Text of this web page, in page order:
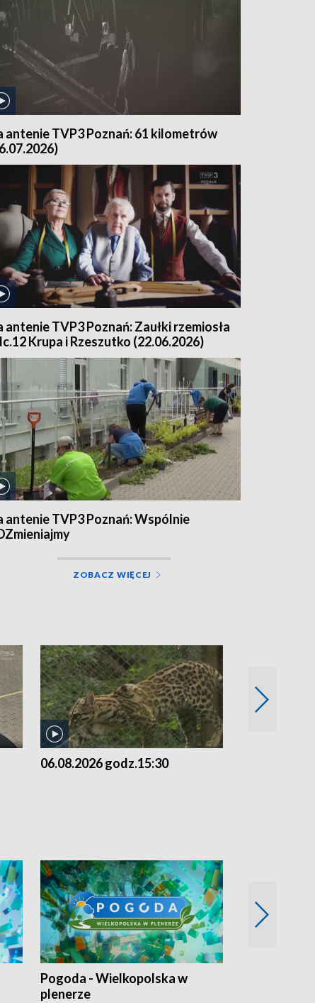
antenie TVP3 Poznań: 61 kilometrów
antenie TVP3 Poznań: Zaułki rzemiosła
Krupa i Rzeszutko (22.06.2026)
antenie TVP3 Poznań: Wspólnie
ZOBACZ WIĘCEJ
06.08.2026 godz.15:30
Pogoda - Wielkopolska w
plenerze